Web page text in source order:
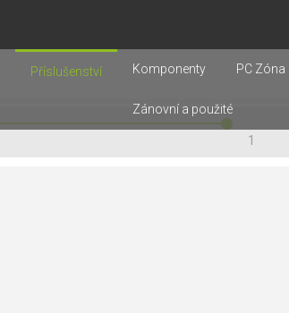
1
Příslušenství Komponenty PC Zóna
Zánovní a použité